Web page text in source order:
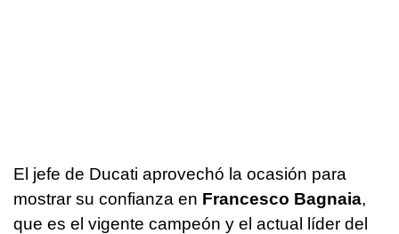
El jefe de Ducati aprovechó la ocasión para
mostrar su confianza en Francesco Bagnaia,
que es el vigente campeón y el actual líder del